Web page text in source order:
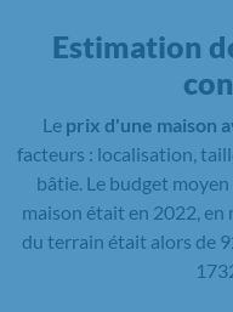
Estimation
Le prix d'une maison
facteurs : localisation,
bâtie. Le budget
maison était en 2022, en
du terrain était alors de